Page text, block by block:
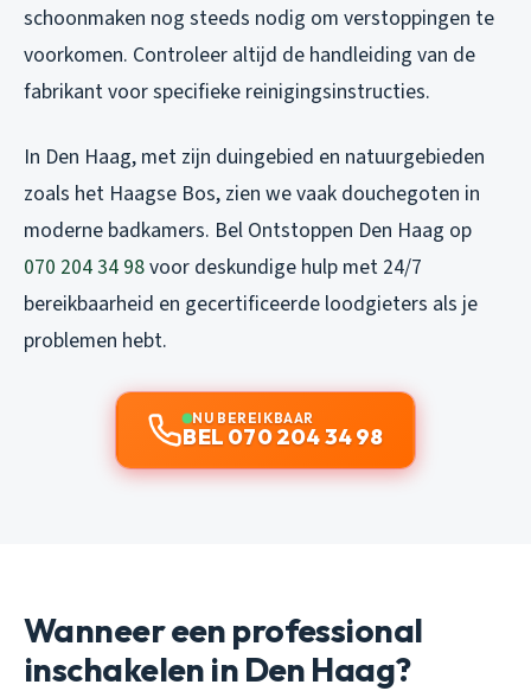
schoonmaken nog steeds nodig om verstoppingen te
voorkomen. Controleer altijd de handleiding van de
fabrikant voor specifieke reinigingsinstructies.
In Den Haag, met zijn duingebied en natuurgebieden
zoals het Haagse Bos, zien we vaak douchegoten in
moderne badkamers. Bel Ontstoppen Den Haag op
070 204 34 98voor deskundige hulp met 24/7
bereikbaarheid en gecertificeerde loodgieters als je
problemen hebt.
NU BEREIKBAAR
BEL 070 204 34 98
Wanneer een professional
inschakelen in Den Haag?